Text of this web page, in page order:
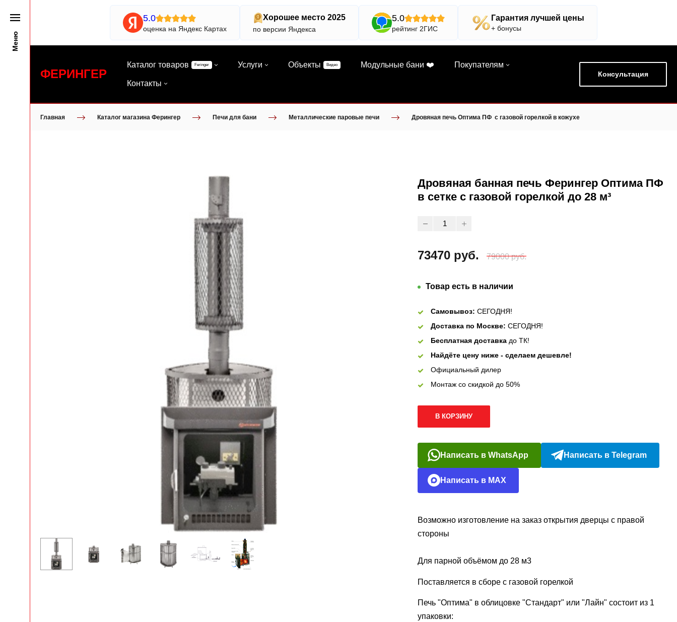
Меню
5.0
оценка на Яндекс Картах
Хорошее место 2025
по версии Яндекса
5.0
рейтинг 2ГИС
Гарантия лучшей цены
+ бонусы
ФЕРИНГЕР
Каталог товаров Feringer Услуги Объекты Видео Модульные бани ❤️ Покупателям
Контакты
Консультация
Главная Каталог магазина Ферингер Печи для бани Металлические паровые печи Дровяная печь Оптима ПФ c газовой горелкой в кожухе
Дровяная банная печь Ферингер Оптима ПФ
в сетке с газовой горелкой до 28 м³
73470 руб. 79000 руб.
Товар есть в наличии
Самовывоз: СЕГОДНЯ!
Доставка по Москве: СЕГОДНЯ!
Бесплатная доставка до ТК!
Найдёте цену ниже - сделаем дешевле!
Официальный дилер
Монтаж со скидкой до 50%
В КОРЗИНУ
Написать в WhatsApp Написать в Telegram
Написать в MAX
Возможно изготовление на заказ открытия дверцы с правой
стороны
Для парной объёмом до 28 м3
Поставляется в сборе с газовой горелкой
Печь "Оптима" в облицовке "Стандарт" или "Лайн" состоит из 1
упаковки: